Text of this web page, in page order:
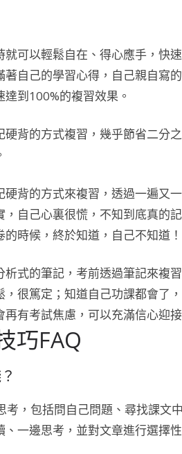
可以輕鬆自在、得心應手，快
自己的學習心得，自己親自寫
到100%的複習效果。
背的方式複習，幾乎節省二分
背的方式來複習，透過一遍又
自己心裏很慌，不知到底真的
時候，終於知道，自己不知道！
式的筆記，考前透過筆記來複
很篤定；知道自己功課都會了
有考試焦慮，可以充滿信心迎
巧FAQ
考，包括問自己問題、尋找課文
一邊思考，並對文章進行選擇